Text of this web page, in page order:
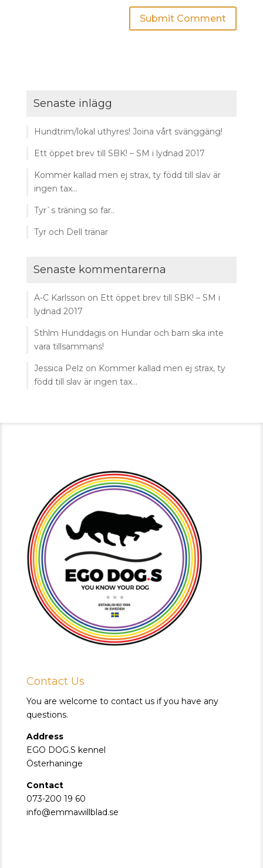
Senaste inlägg
Hundtrim/lokal uthyres! Joina vårt svänggäng!
Ett öppet brev till SBK! – SM i lydnad 2017
Kommer kallad men ej strax, ty född till slav är
ingen tax…
Tyr`s träning so far..
Tyr och Dell tränar
Senaste kommentarerna
A-C Karlsson on Ett öppet brev till SBK! – SM i
lydnad 2017
Sthlm Hunddagison Hundar och barn ska inte
vara tillsammans!
Jessica Pelz on Kommer kallad men ej strax, ty
född till slav är ingen tax…
Contact Us
You are welcome to contact us if you have any
questions.
Address
EGO DOG.S kennel
Österhaninge
Contact
073-200 19 60
info@emmawillblad.se